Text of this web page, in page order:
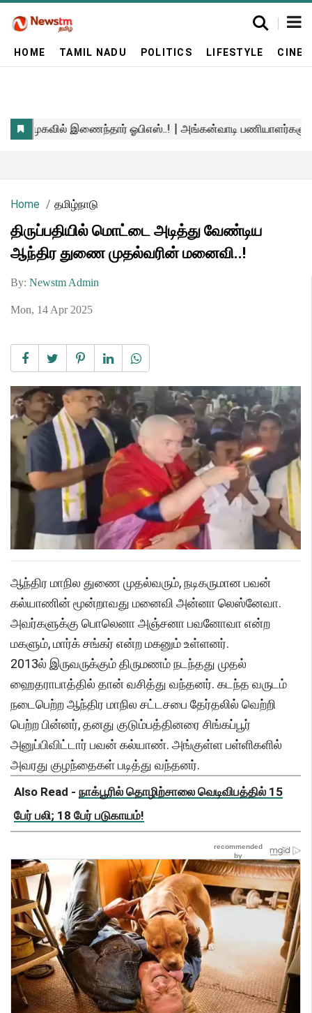
HOME TAMIL NADU POLITICS LIFESTYLE
Home தமிழ்நாடு
திருப்பதியில் மொட்டை அடித்து வேண்டிய
ஆந்திர துணை முதல்வரின் மனைவி..!
By: Newstm Admin
Mon, 14 Apr 2025
ஆந்திர மாநில துணை முதல்வரும், நடிகருமான பவன்
கல்யாணின் மூன்றாவது மனைவி அன்னா லெஸ்னேவா.
அவர்களுக்கு பொலெனா அஞ்சனா பவனோவா என்ற
மகளும், மார்க் சங்கர் என்ற மகனும் உள்ளனர்.
2013ல் இருவருக்கும் திருமணம் நடந்தது முதல்
ஹைதராபாத்தில் தான் வசித்து வந்தனர். கடந்த வருடம்
நடைபெற்ற ஆந்திர மாநில சட்டசபை தேர்தலில் வெற்றி
பெற்ற பின்னர், தனது குடும்பத்தினரை சிங்கப்பூர்
அனுப்பிவிட்டார் பவன் கல்யாண். அங்குள்ள பள்ளிகளில்
அவரது குழந்தைகள் படித்து வந்தனர்.
Also Read - நாக்பூரில் தொழிற்சாலை வெடிவிபத்தில் 15
பேர் பலி; 18 பேர் படுகாயம்!